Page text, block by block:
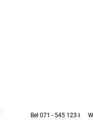
Bel 071 - 545 1234